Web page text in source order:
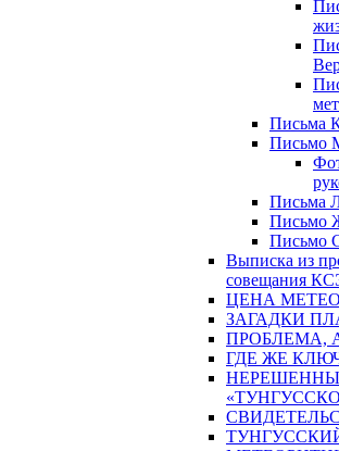
Письма
Письмо
Письма
Письмо
Письмо
Выписка из
совещания
ЦЕНА
ЗАГАДКИ
ПРОБЛЕМА,
ГДЕ ЖЕ